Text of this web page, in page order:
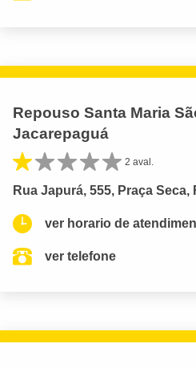
Repouso Santa Maria
Jacarepaguá
2 aval.
Rua Japurá, 555, Praça Seca,
ver horario de
ver telefone